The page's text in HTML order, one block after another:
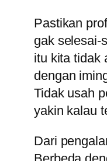
Pastikan
gak selesai-
itu kita tidak
dengan
Tidak usah
yakin kalau
Dari